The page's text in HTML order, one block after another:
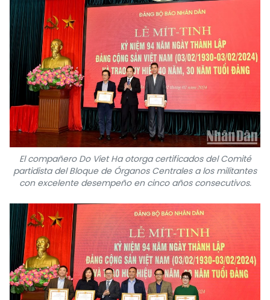
El compañero Do Viet Ha otorga certificados del Comité
partidista del Bloque de Órganos Centrales a los militantes
con excelente desempeño en cinco años consecutivos.